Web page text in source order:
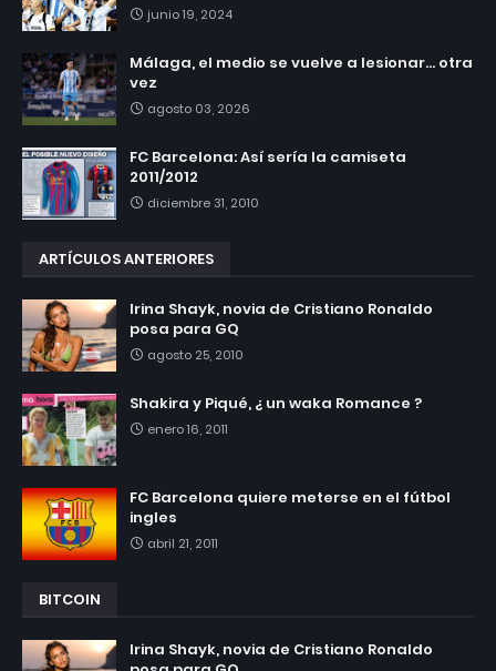
junio 19, 2024
Málaga, el medio se vuelve a lesionar... otra
vez
agosto 03, 2026
FC Barcelona: Así sería la camiseta
2011/2012
diciembre 31, 2010
ARTÍCULOS ANTERIORES
Irina Shayk, novia de Cristiano Ronaldo
posa para GQ
agosto 25, 2010
Shakira y Piqué, ¿ un waka Romance ?
enero 16, 2011
FC Barcelona quiere meterse en el fútbol
ingles
abril 21, 2011
BITCOIN
Irina Shayk, novia de Cristiano Ronaldo